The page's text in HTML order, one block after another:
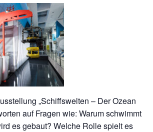
„Schiffswelten – Der Ozean
auf Fragen wie: Warum schwimmt
es gebaut? Welche Rolle spielt es